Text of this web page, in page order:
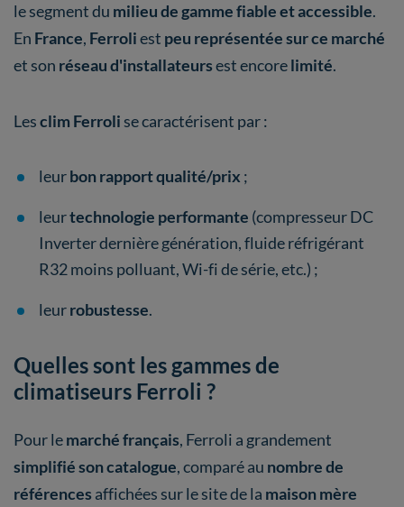
le segment du milieu de gamme fiable et accessible.
En France, Ferroliest peu représentée sur ce marché
et son réseau d'installateursest encorelimité.
Lesclim Ferroli se caractérisent par :
leurbon rapport qualité/prix ;
leurtechnologie performante (compresseur DC
Inverter dernière génération, fluide réfrigérant
R32 moins polluant, Wi-fi de série, etc.) ;
leurrobustesse.
Quelles sont les gammes de
climatiseurs Ferroli ?
Pour lemarché français, Ferroli a grandement
simplifié son catalogue, comparé au nombre de
références affichées sur le site de la maison mère